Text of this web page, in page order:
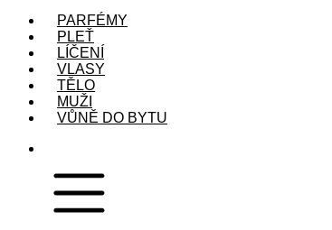
PARFÉMY
PLEŤ
LÍČENÍ
VLASY
TĚLO
MUŽI
VŮNĚ DO BYTU